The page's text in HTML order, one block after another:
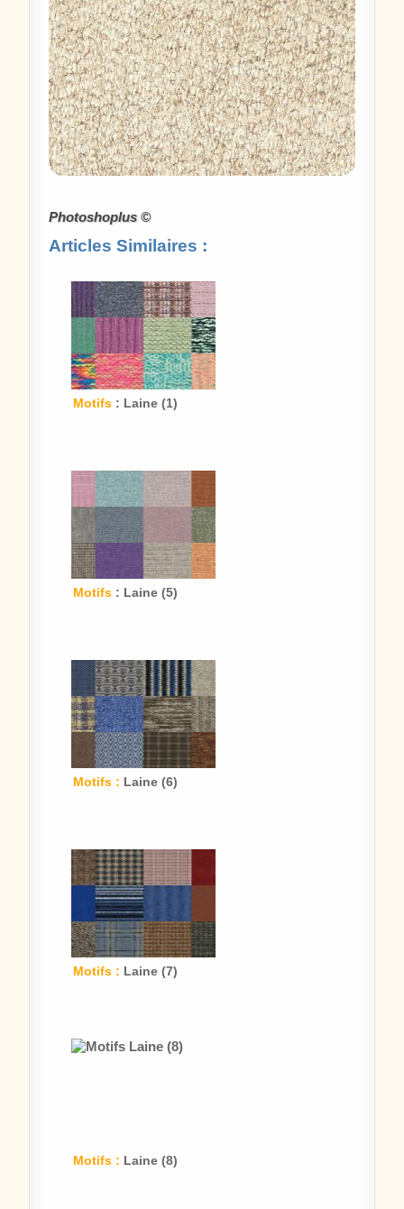
Photoshoplus ©
Articles Similaires :
Motifs : Laine (1)
Motifs : Laine (5)
Motifs : Laine (6)
Motifs : Laine (7)
Motifs : Laine (8)